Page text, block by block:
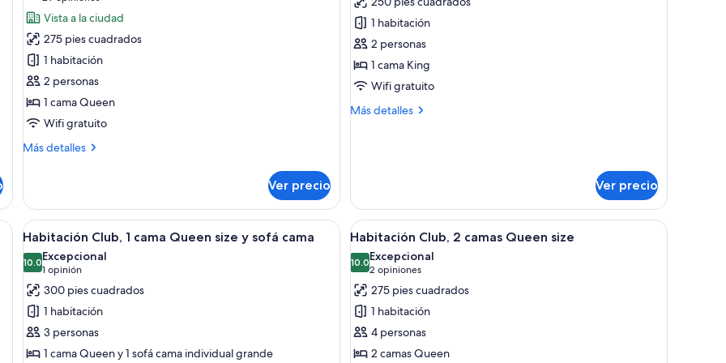
de
Habitación
Deluxe,
cama
Queen
size,
para
opiniones)
Vista a la ciudad
275 pies cuadrados
1 habitación
2 personas
1 cama Queen
Wifi gratuito
Más detalles
Más
Deluxe,
cama
Queen
size,
para
no
fumadores
Ver precio
de
Habitación
Club,
1
cama
King
1 habitación
2 personas
1 cama King
Wifi gratuito
Más detalles
Más
cama
King
size
Ver precio
cama, un escritorio con una computadora portátil, una lámpara y un sofá con almohadones.
Abrir
todas
las
fotos
de
Habitación
Club,
1
Habitación de hotel con una cama grande, un sofá, un escritorio y una silla. Hay dos ventanas con cortinas, un
7
Habitación Club, 1 cama Queen size y sofá cama
10.010.0 de 10
Excepcional
1 opinión
(1
opinión)
300 pies cuadrados
1 habitación
3 personas
1 cama Queen y 1 sofá cama individual grande
Abrir
todas
las
fotos
de
Habitación
Club,
2
Habitación moderna con un detalle de
6
Habitación Club, 2 camas Queen size
10.010.0 de 10
Excepcional
2 opiniones
(2
opiniones)
275 pies cuadrados
1 habitación
4 personas
2 camas Queen